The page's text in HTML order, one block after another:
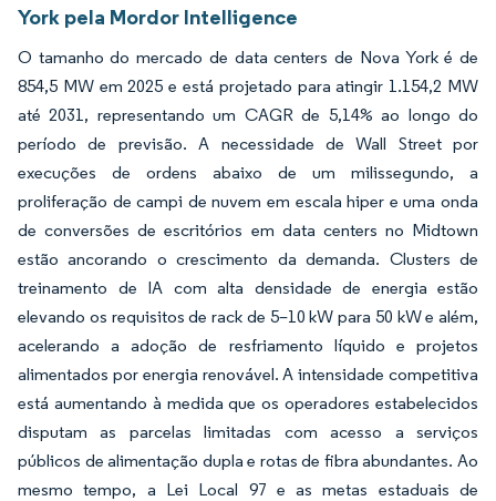
York pela Mordor Intelligence
O tamanho do mercado de data centers de Nova York é de
854,5 MW em 2025 e está projetado para atingir 1.154,2 MW
até 2031, representando um CAGR de 5,14% ao longo do
período de previsão. A necessidade de Wall Street por
execuções de ordens abaixo de um milissegundo, a
proliferação de campi de nuvem em escala hiper e uma onda
de conversões de escritórios em data centers no Midtown
estão ancorando o crescimento da demanda. Clusters de
treinamento de IA com alta densidade de energia estão
elevando os requisitos de rack de 5–10 kW para 50 kW e além,
acelerando a adoção de resfriamento líquido e projetos
alimentados por energia renovável. A intensidade competitiva
está aumentando à medida que os operadores estabelecidos
disputam as parcelas limitadas com acesso a serviços
públicos de alimentação dupla e rotas de fibra abundantes. Ao
mesmo tempo, a Lei Local 97 e as metas estaduais de